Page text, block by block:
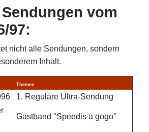
vom
97:
nicht alle Sendungen, sondern
Inhalt.
Themen
1. Reguläre Ultra-Sendung
Gastband "Speedis a gogo"